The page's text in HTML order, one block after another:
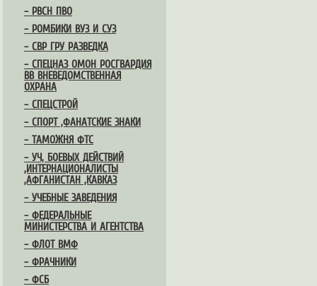
– РВСН ПВО
– РОМБИКИ ВУЗ И СУЗ
– СВР ГРУ РАЗВЕДКА
– СПЕЦНАЗ ОМОН РОСГВАРДИЯ
ВВ ВНЕВЕДОМСТВЕННАЯ
ОХРАНА
– СПЕЦСТРОЙ
– СПОРТ ,ФАНАТСКИЕ ЗНАКИ
– ТАМОЖНЯ ФТС
– УЧ, БОЕВЫХ ДЕЙСТВИЙ
,ИНТЕРНАЦИОНАЛИСТЫ
,АФГАНИСТАН ,КАВКАЗ
– УЧЕБНЫЕ ЗАВЕДЕНИЯ
– ФЕДЕРАЛЬНЫЕ
МИНИСТЕРСТВА И АГЕНТСТВА
– ФЛОТ ВМФ
– ФРАЧНИКИ
– ФСБ